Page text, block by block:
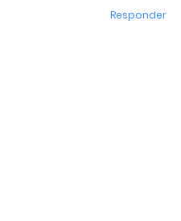
Responder